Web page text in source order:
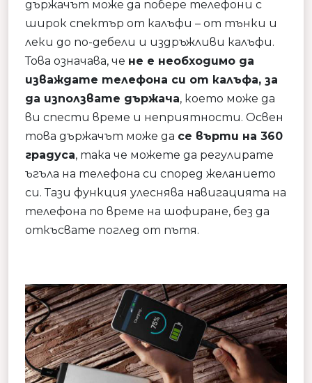
държачът може да побере телефони с
широк спектър от калъфи – от тънки и
леки до по-дебели и издръжливи калъфи.
Това означава, че не е необходимо да
изваждате телефона си от калъфа, за
да използвате държача, което може да
ви спести време и неприятности. Освен
това държачът може да се върти на 360
градуса, така че можете да регулирате
ъгъла на телефона си според желанието
си. Тази функция улеснява навигацията на
телефона по време на шофиране, без да
откъсвате поглед от пътя.